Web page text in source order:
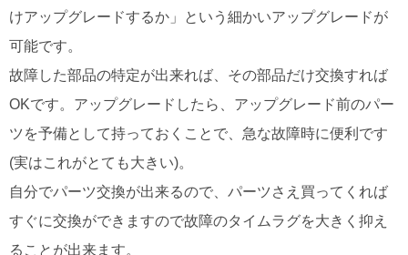
けアップグレードするか」という細かいアップグレードが
可能です。
故障した部品の特定が出来れば、その部品だけ交換すれば
OKです。アップグレードしたら、アップグレード前のパー
ツを予備として持っておくことで、急な故障時に便利です
(実はこれがとても大きい)。
自分でパーツ交換が出来るので、パーツさえ買ってくれば
すぐに交換ができますので故障のタイムラグを大きく抑え
ることが出来ます。